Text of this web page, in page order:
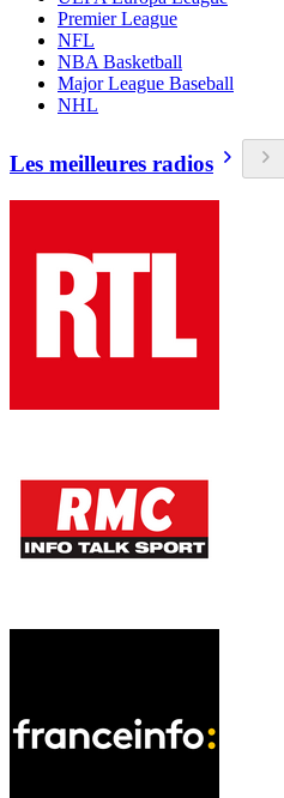
Premier League
NFL
NBA Basketball
Major League Baseball
NHL
Les meilleures radios